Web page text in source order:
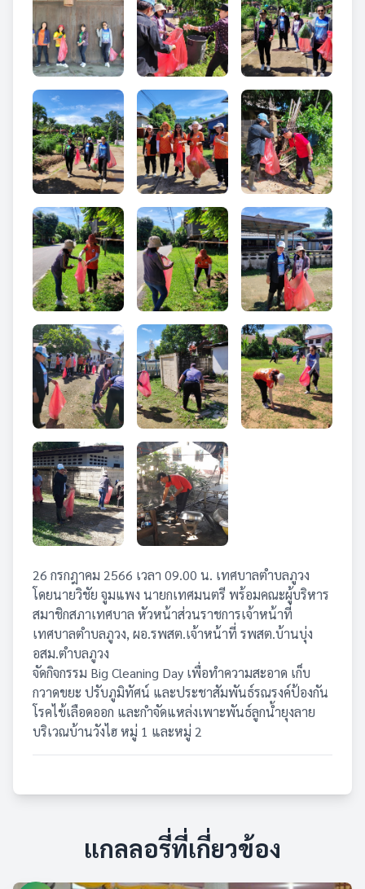
26 กรกฎาคม 2566 เวลา 09.00 น. เทศบาลตำบลภูวง
โดยนายวิชัย จูมแพง นายกเทศมนตรี พร้อมคณะผู้บริหาร​
สมาชิกสภาเทศบาล​ หัวหน้าส่วนราชการเจ้าหน้าที่
เทศบาลตำบลภูวง, ผอ.รพสต.เจ้าหน้าที่ รพสต.บ้านบุ่ง
อสม.ตำบลภูวง
จัดกิจกรรม Big Cleaning Day เพื่อทำความสะอาด เก็บ
กวาดขยะ ปรับภูมิทัศน์ และประชาสัมพันธ์รณรงค์ป้องกัน
โรคไข้เลือดออก และกำจัดแหล่งเพาะพันธ์ลูกน้ำยุงลาย
บริเวณบ้านวังไฮ หมู่ 1 และหมู่ 2
แกลลอรี่ที่เกี่ยวข้อง